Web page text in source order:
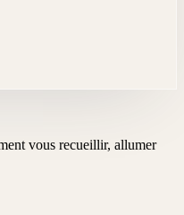
vous recueillir, allumer